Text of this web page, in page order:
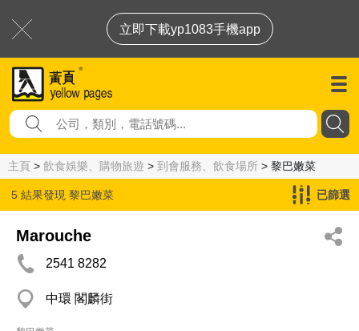
立即下載yp1083手機app
主頁 > 飲食娛樂、購物旅遊 > 到會服務、飲食場所 > 黎巴嫩菜
5 結果發現 黎巴嫩菜 已篩選
Marouche
2541 8282
中環 閣麟街